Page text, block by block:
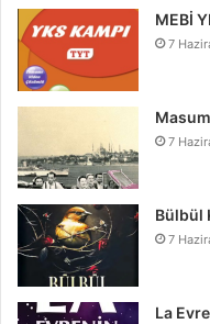
MEBİ
7
7
Bülbül
7
La